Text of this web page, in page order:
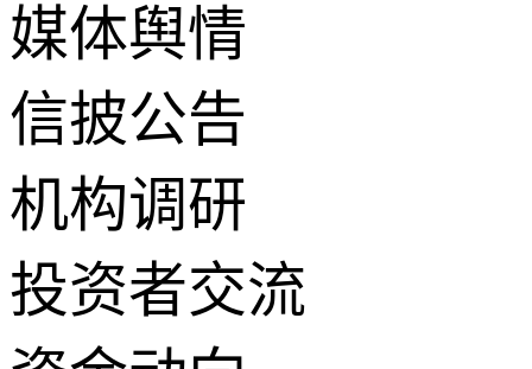
媒体舆情
信披公告
机构调研
投资者交流